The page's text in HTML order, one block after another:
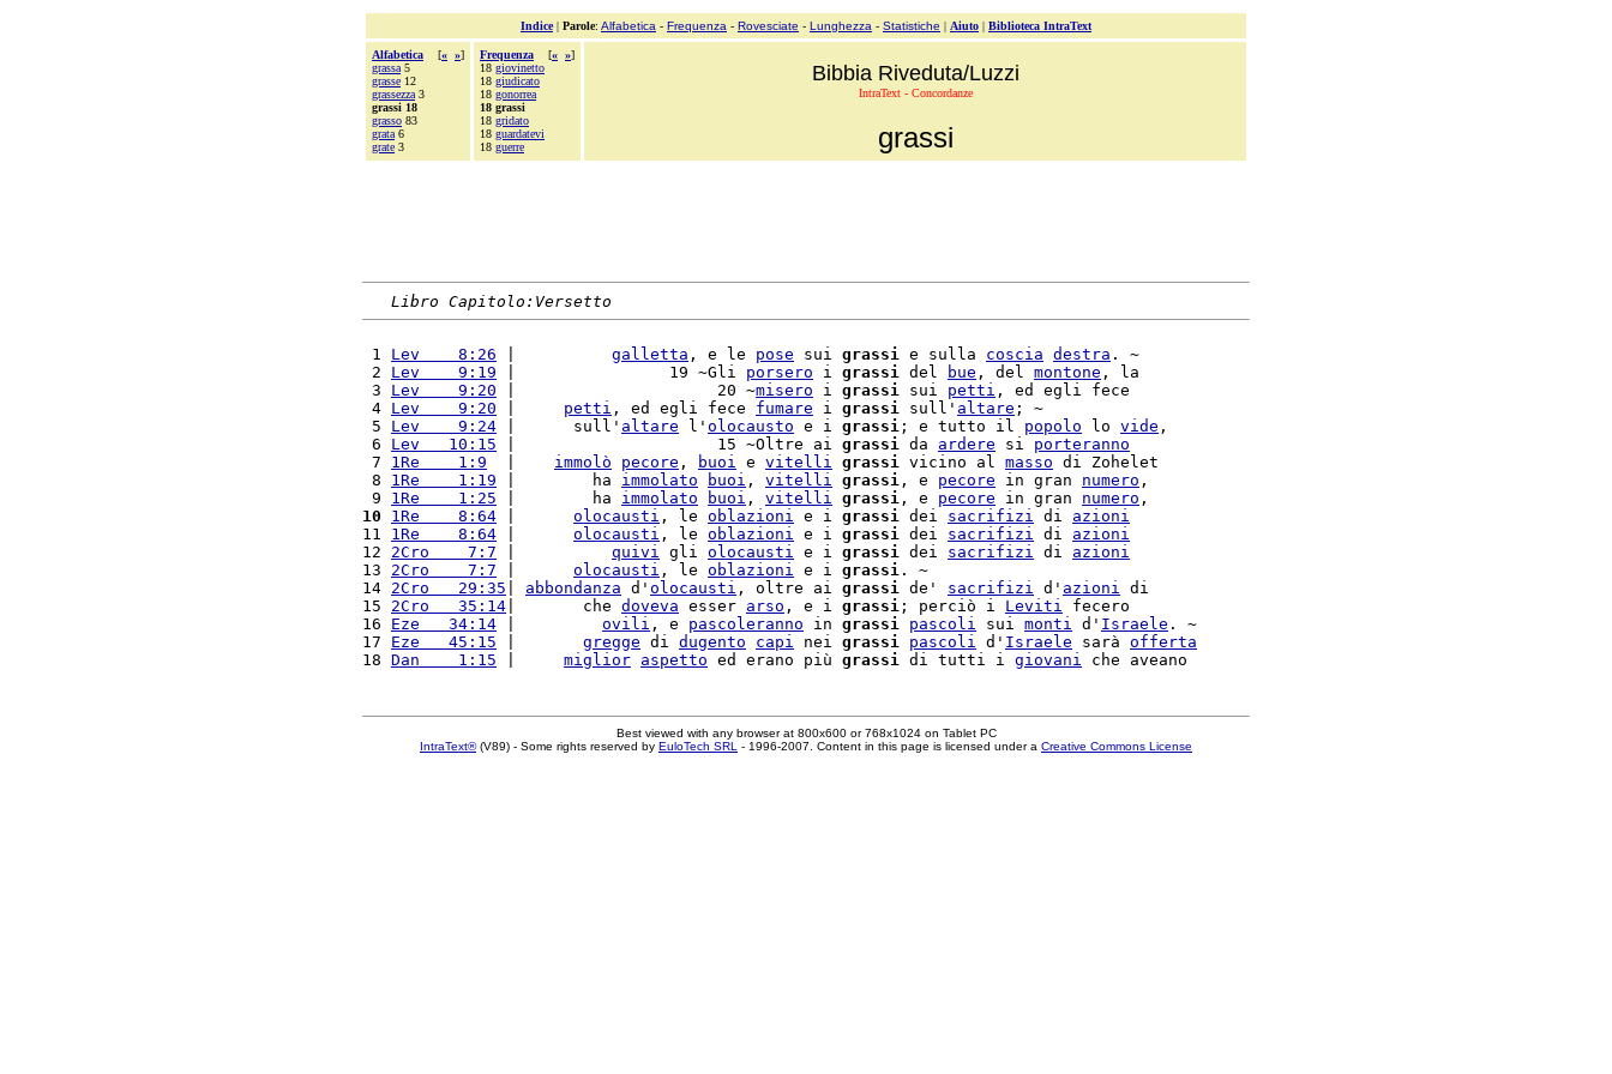
Indice| Parole: Alfabetica - Frequenza - Rovesciate - Lunghezza - Statistiche | Aiuto | Biblioteca IntraText
Alfabetica [« »]
grassa 5
grasse 12
grassezza 3
grassi 18
grasso 83
grata 6
grate 3
Frequenza [« »]
18 giovinetto
18 giudicato
18 gonorrea
18 grassi
18 gridato
18 guardatevi
18 guerre
Bibbia Riveduta/Luzzi
IntraText - Concordanze
grassi
Libro Capitolo:Versetto
1 Lev    8:26 galletta , e le pose sui grassi e sulla coscia destra . ~
2 Lev    9:19 |                19 ~Gli porsero i grassi del bue , del montone , la
3 Lev    9:20 |                     20 ~misero i grassi sui petti , ed egli fece
4 Lev    9:20 petti , ed egli fece fumare i grassi sull' altare ; ~
5 Lev    9:24 |      sull' altare l' olocausto e i grassi ; e tutto il popolo lo vide ,
6 Lev   10:15 |                     15 ~Oltre ai grassi da ardere si porteranno
7 1Re    1:9 immolò pecore , buoi e vitelli grassi vicino al masso di Zohelet
8 1Re    1:19 |        ha immolato buoi , vitelli grassi , e pecore in gran numero ,
9 1Re    1:25 |        ha immolato buoi , vitelli grassi , e pecore in gran numero
10
1Re    8:64 olocausti , le oblazioni e i grassi dei sacrifizi di azioni
11 1Re    8:64 olocausti , le oblazioni e i grassi dei sacrifizi di azioni
12 2Cro    7:7 quivi gli olocausti e i grassi dei sacrifizi di azioni
13 2Cro    7:7 olocausti , le oblazioni e i grassi . ~
14 2Cro   29:35 abbondanza d' olocausti , oltre ai grassi de' sacrifizi d' azioni di
15 2Cro   35:14 |       che doveva esser arso , e i grassi ; perciò i Leviti fecero
16 Eze   34:14 ovili , e pascoleranno in grassi pascoli sui monti d' Israele . ~
17 Eze   45:15 gregge di dugento capi nei grassi pascoli d' Israele sarà offerta
18 Dan    1:15 miglior aspetto ed erano più grassi di tutti i giovani
Best viewed with any browser at 800x600 or 768x1024 on Tablet PC
IntraText®(V89) - Some rights reserved by EuloTech SRL - 1996-2007. Content in this page is licensed under a Creative Commons License